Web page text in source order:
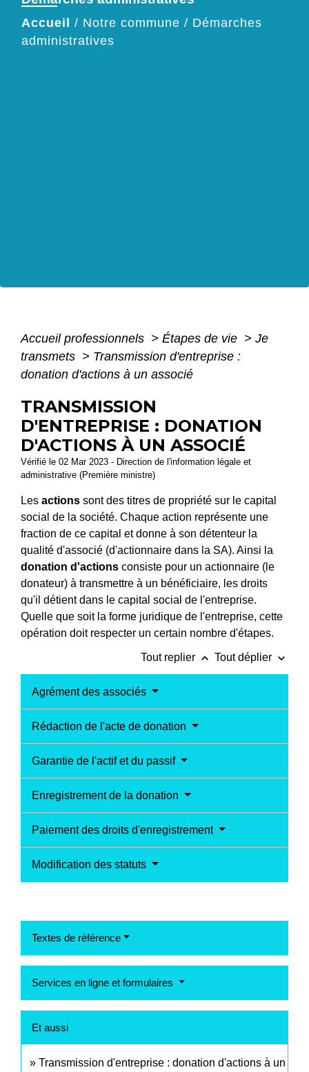
Accueil / Notre commune / Démarches
administratives
Accueil professionnels > Étapes de vie > Je
transmets > Transmission d'entreprise :
donation d'actions à un associé
TRANSMISSION
D'ENTREPRISE : DONATION
D'ACTIONS À UN ASSOCIÉ
Vérifié le 02 Mar 2023 - Direction de l'information légale et
administrative (Première ministre)
Les actions sont des titres de propriété sur le capital
social de la société. Chaque action représente une
fraction de ce capital et donne à son détenteur la
qualité d'associé (d'actionnaire dans la SA). Ainsi la
donation d'actions consiste pour un actionnaire (le
donateur) à transmettre à un bénéficiaire, les droits
qu'il détient dans le capital social de l'entreprise.
Quelle que soit la forme juridique de l'entreprise, cette
opération doit respecter un certain nombre d'étapes.
Tout replier keyboard_arrow_up Tout déplier keyboard_arrow_down
Agrément des associés
Rédaction de l'acte de donation
Garantie de l'actif et du passif
Enregistrement de la donation
Paiement des droits d'enregistrement
Modification des statuts
Textes de référence
Services en ligne et formulaires
Et aussi
Transmission d'entreprise : donation d'actions à un